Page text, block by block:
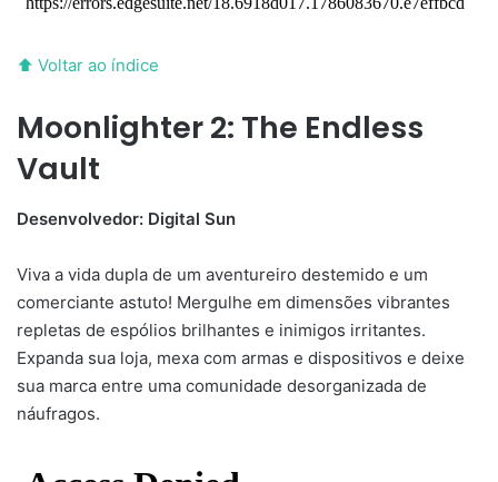
⬆ Voltar ao índice
Moonlighter 2: The Endless
Vault
Desenvolvedor: Digital Sun
Viva a vida dupla de um aventureiro destemido e um
comerciante astuto! Mergulhe em dimensões vibrantes
repletas de espólios brilhantes e inimigos irritantes.
Expanda sua loja, mexa com armas e dispositivos e deixe
sua marca entre uma comunidade desorganizada de
náufragos.